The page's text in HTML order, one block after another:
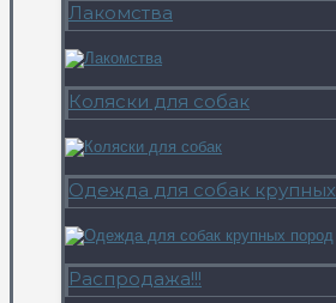
Лакомства
Коляски для собак
Одежда для собак
Распродажа!!!